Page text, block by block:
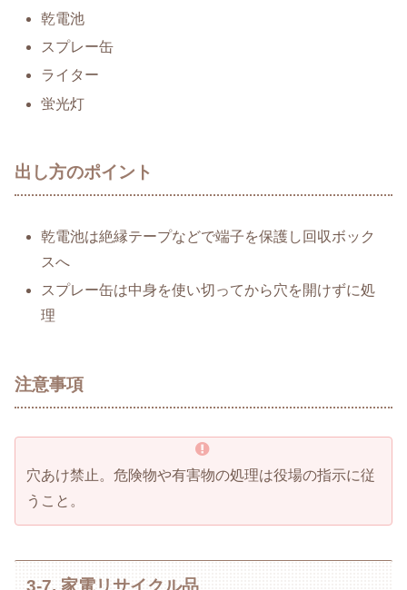
乾電池
スプレー缶
ライター
蛍光灯
出し方のポイント
乾電池は絶縁テープなどで端子を保護し回収ボック
スへ
スプレー缶は中身を使い切ってから穴を開けずに処
理
注意事項
穴あけ禁止。危険物や有害物の処理は役場の指示に従
うこと。
3-7. 家電リサイクル品